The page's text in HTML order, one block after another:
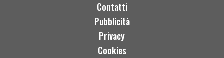
Contatti
Pubblicità
Privacy
Cookies